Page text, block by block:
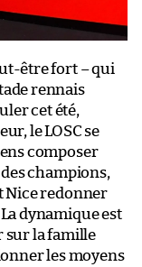
être fort – qui
rennais
cet été,
le LOSC se
composer
champions,
Nice redonner
dynamique est
sur la famille
les moyens